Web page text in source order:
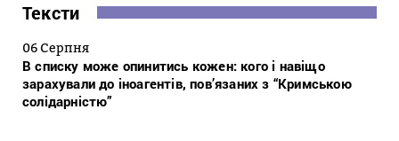
Тексти
06 Серпня
В списку може опинитись кожен: кого і навіщо
зарахували до іноагентів, пов’язаних з “Кримською
солідарністю”